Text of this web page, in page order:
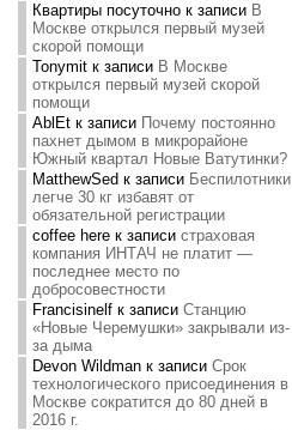
Квартиры посуточнок записи В
Москве открылся первый музей
скорой помощи
Tonymitк записи В Москве
открылся первый музей скорой
помощи
AblEtк записи Почему постоянно
пахнет дымом в микрорайоне
Южный квартал Новые Ватутинки?
MatthewSed к записи Беспилотники
легче 30 кг избавят от
обязательной регистрации
coffee hereк записи страховая
компания ИНТАЧ не платит —
последнее место по
добросовестности
Francisinelfк записи Станцию
«Новые Черемушки» закрывали из-
за дыма
Devon Wildmanк записи Срок
технологического присоединения в
Москве сократится до 80 дней в
2016 г.